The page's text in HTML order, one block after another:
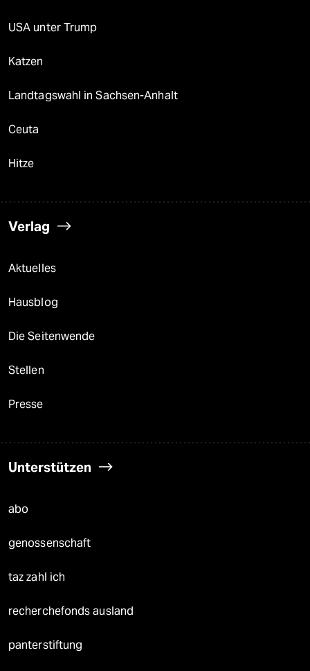
USA unter Trump
Katzen
Landtagswahl in Sachsen-Anhalt
Ceuta
Hitze
Verlag
Aktuelles
Hausblog
Die Seitenwende
Stellen
Presse
Unterstützen
abo
genossenschaft
taz zahl ich
recherchefonds ausland
panterstiftung